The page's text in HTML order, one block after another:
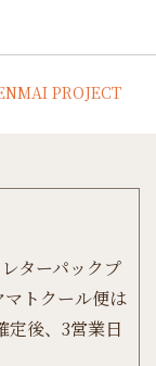
PROJECT
ターパックプ
トクール便は
定後、3営業日